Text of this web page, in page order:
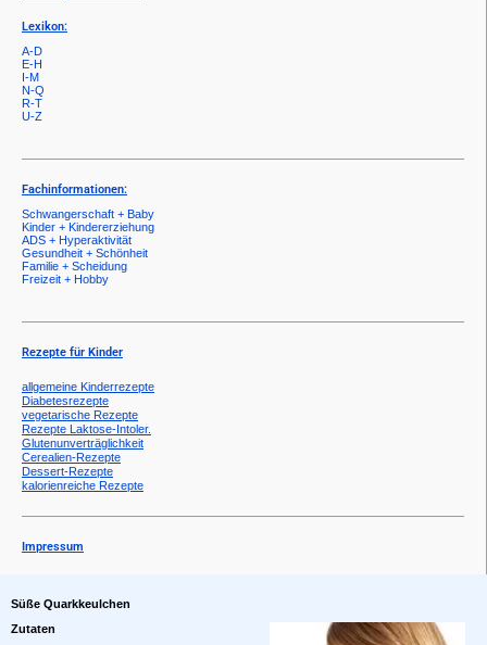
Lexikon:
A-D
E-H
I-M
N-Q
R-T
U-Z
Fachinformationen:
Schwangerschaft + Baby
Kinder + Kindererziehung
ADS + Hyperaktivität
Gesundheit + Schönheit
Familie + Scheidung
Freizeit + Hobby
Rezepte für Kinder
allgemeine Kinderrezepte
Diabetesrezepte
vegetarische Rezepte
Rezepte Laktose-Intoler.
Glutenunverträglichkeit
Cerealien-Rezepte
Dessert-Rezepte
kalorienreiche Rezepte
Impressum
Süße Quarkkeulchen
Zutaten